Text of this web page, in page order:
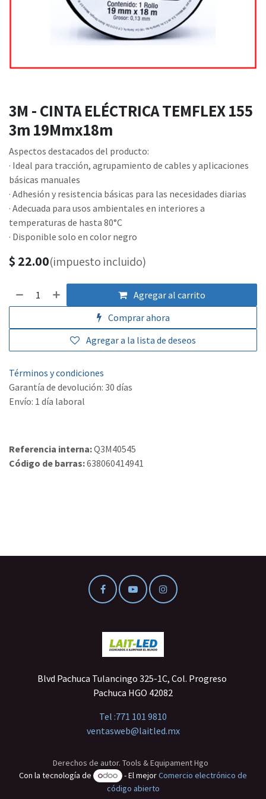
3M - CINTA ELÉCTRICA TEMFLEX 155
3m 19Mmx18m
Aspectos destacados del producto:
· Ideal para tracción, agrupamiento de cables y aplicaciones
básicas manuales
· Adhesión y resistencia básicas para las necesidades diarias
· Adecuada para usos ambientales en interiores a
temperaturas de hasta 80°C
· Disponible solo en color negro
$ 22.00(impuesto incluido)
Agregar al carrito
Comprar ahora
Agregar a la lista de deseos
Términos y condiciones
Garantía de devolución: 30 días
Envío: 1 día laboral
Referencia interna:Q3M40545
Código de barras:638060414941
Blvd Pachuca Tulancingo 325-1C, Col. Progreso
Pachuca HGO 42082
Tel :771 101 9810
ventasweb@laitled.mx
Derechos de autor. Tools & Equipament Hgo
Con la tecnología de
- El mejorComercio electrónico de
código abierto